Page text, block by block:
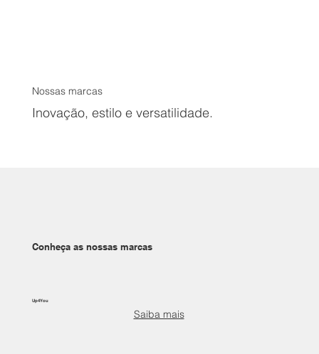
Nossas marcas
Inovação, estilo e versatilidade.
Conheça as nossas marcas
Up4You
Saiba mais